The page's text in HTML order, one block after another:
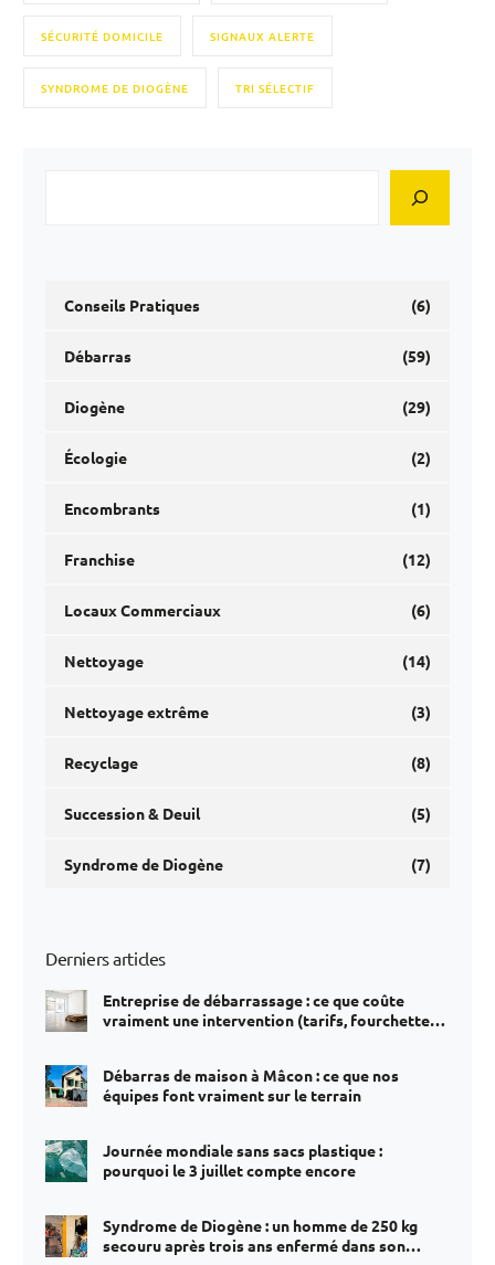
SÉCURITÉ DOMICILE SIGNAUX ALERTE
SYNDROME DE DIOGÈNE TRI SÉLECTIF
Conseils Pratiques (6)
Débarras (59)
Diogène (29)
Écologie (2)
Encombrants (1)
Franchise (12)
Locaux Commerciaux (6)
Nettoyage (14)
Nettoyage extrême (3)
Recyclage (8)
Succession & Deuil (5)
Syndrome de Diogène (7)
Derniers articles
Entreprise de débarrassage : ce que coûte
vraiment une intervention (tarifs, fourchettes,
Débarras de maison à Mâcon : ce que nos
équipes font vraiment sur le terrain
Journée mondiale sans sacs plastique :
pourquoi le 3 juillet compte encore
Syndrome de Diogène : un homme de 250 kg
secouru après trois ans enfermé dans son